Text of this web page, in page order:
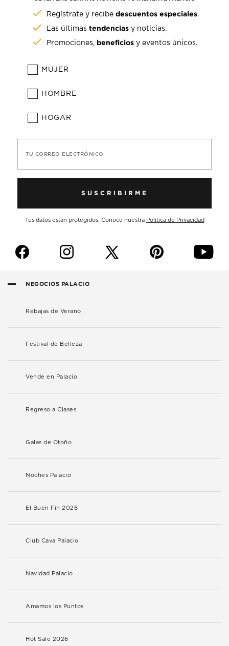
Regístrate y recibedescuentos especiales.
Las últimastendencias y noticias.
Promociones, beneficios y eventos únicos.
MUJER
HOMBRE
HOGAR
TU CORREO ELECTRÓNICO
SUSCRIBIRME
Tus datos están protegidos. Conoce nuestra Política de Privacidad
f i p y
NEGOCIOS PALACIO
Rebajas de Verano
Festival de Belleza
Vende en Palacio
Regreso a Clases
Galas de Otoño
Noches Palacio
El Buen Fin 2026
Club Cava Palacio
Navidad Palacio
Amamos los Puntos
Hot Sale 2026